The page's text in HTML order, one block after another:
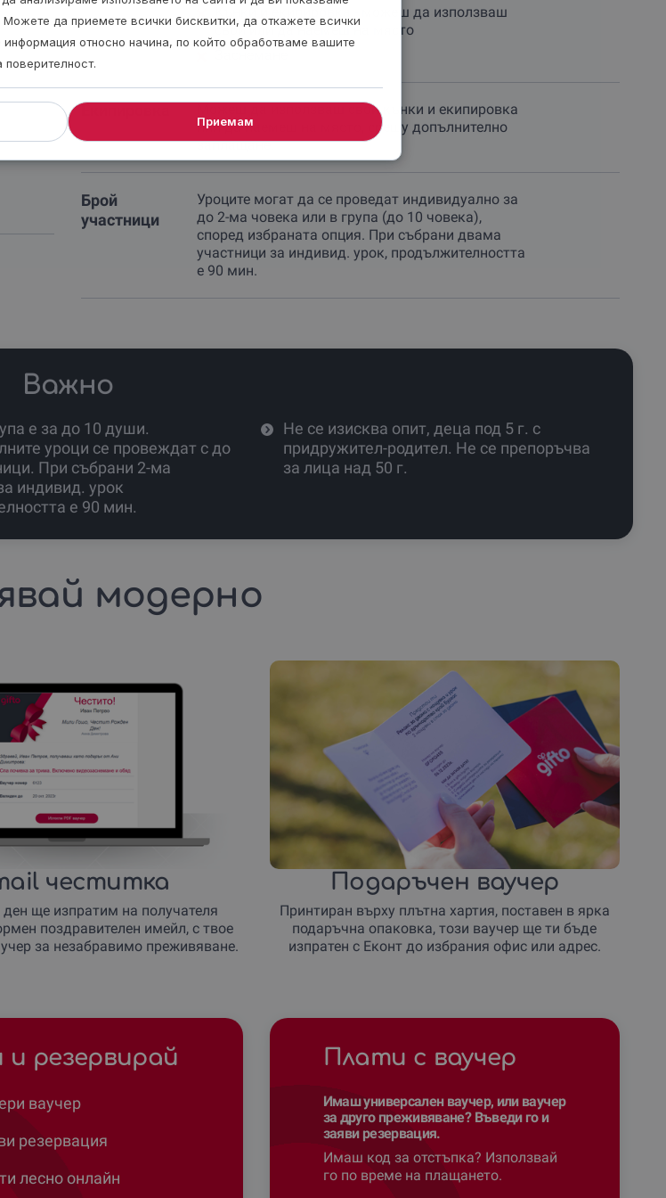
Кънки и екипировка - можеш да използваш
свои или да наемеш на място
Заснемане
Екипировка
Можеш да използваш свои кънки и екипировка
или да наемеш на място, срещу допълнително
заплащане.
Брой
участници
Уроците могат да се проведат индивидуално за
до 2-ма човека или в група (до 10 човека),
според избраната опция. При събрани двама
участници за индивид. урок, продължителността
е 90 мин.
Важно
е за до 10 души.
уроци се провеждат с до
При събрани 2-ма
индивид. урок
е 90 мин.
Не се изисква опит, деца под 5 г. с
придружител-родител. Не се препоръчва
за лица над 50 г.
модерно
честитка
ден ще изпратим на получателя
поздравителен имейл, с твое
за незабравимо преживяване.
Подаръчен ваучер
Принтиран върху плътна хартия, поставен в ярка
подаръчна опаковка, този ваучер ще ти бъде
изпратен с Еконт до избрания офис или адрес.
и резервирай
ваучер
резервация
лесно онлайн
Плати с ваучер
Имаш универсален ваучер, или ваучер
за друго преживяване? Въведи го и
заяви резервация.
Имаш код за отстъпка? Използвай
го по време на плащането.
да приемете всички бисквитки, да откажете всички
относно начина, по който обработваме вашите
Приемам